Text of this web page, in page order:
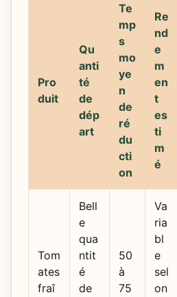
Pro
duit
Qu
anti
té
de
dép
art
Te
mp
s
mo
ye
n
de
ré
du
cti
on
Re
nd
e
m
en
t
es
ti
m
é
Tom
ates
fraî
Bell
e
qua
ntit
é
de
50
à
75
Va
ria
bl
e
sel
on